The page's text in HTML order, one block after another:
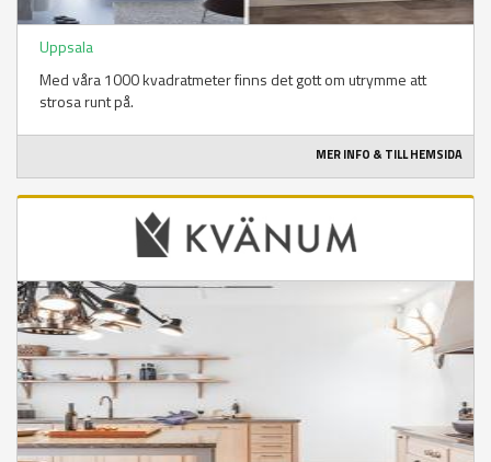
Uppsala
Med våra 1000 kvadratmeter finns det gott om utrymme att
strosa runt på.
MER INFO & TILL HEMSIDA